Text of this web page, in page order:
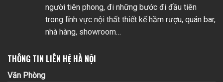
người tiên phong, đi những bước đi đầu tiên
trong lĩnh vực nội thất thiết kế hầm rượu, quán bar,
nhà hàng, showroom…
THÔNG TIN LIÊN HỆ HÀ NỘI
Văn Phòng